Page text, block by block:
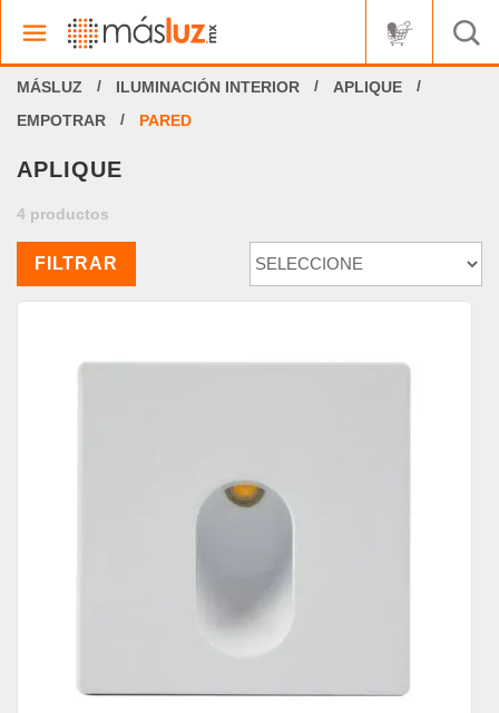
ILUMINACIÓN INTERIOR
APLIQUE
EMPOTRAR
PARED
APLIQUE
4 productos
FILTRAR